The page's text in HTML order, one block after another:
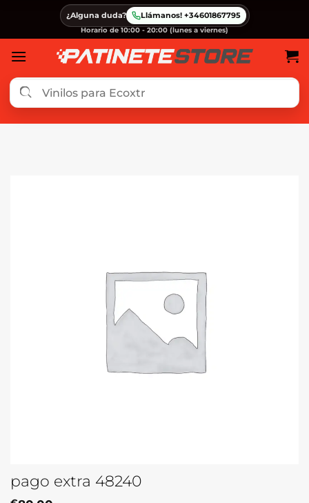
contenido
¿Alguna duda? Llámanos! +34601867795
Horario de 10:00 - 20:00 (lunes a viernes)
pago extra 48240